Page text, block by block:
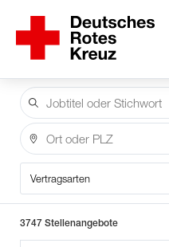
Vertragsarten
3747 Stellenangebote